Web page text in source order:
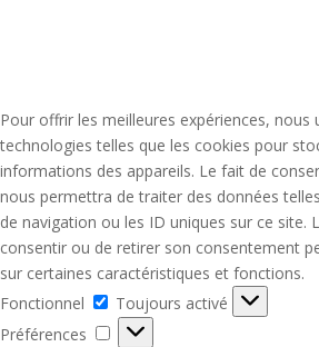
Pour offrir les meilleures expériences, nous
technologies telles que les cookies pour
informations des appareils. Le fait de
nous permettra de traiter des données
de navigation ou les ID uniques sur ce site.
consentir ou de retirer son consentement
sur certaines caractéristiques et fonctions.
Fonctionnel
Fonctionnel
Toujours activé
Préférences
Préférences